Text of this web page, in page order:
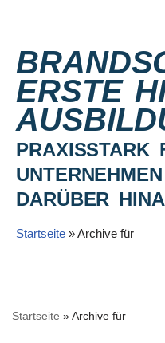
Inhalt
springen
ERSTE
PRAXISSTARK
DARÜBER
Startseite »Archive für
Startseite »Archive für